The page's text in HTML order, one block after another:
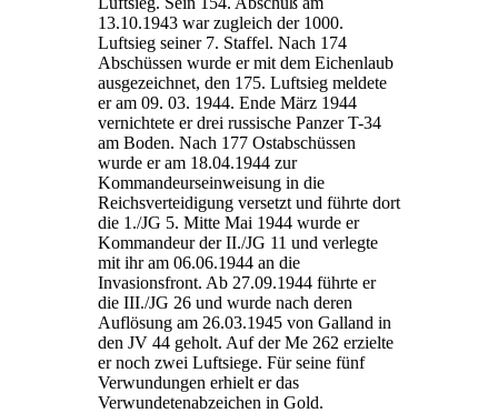
13.10.1943 war zugleich der 1000.
Luftsieg seiner 7. Staffel. Nach 174
Abschüssen wurde er mit dem Eichenlaub
ausgezeichnet, den 175. Luftsieg meldete
er am 09. 03. 1944. Ende März 1944
vernichtete er drei russische Panzer T-34
am Boden. Nach 177 Ostabschüssen
wurde er am 18.04.1944 zur
Kommandeurseinweisung in die
Reichsverteidigung versetzt und führte dort
die 1./JG 5. Mitte Mai 1944 wurde er
Kommandeur der II./JG 11 und verlegte
mit ihr am 06.06.1944 an die
Invasionsfront. Ab 27.09.1944 führte er
die III./JG 26 und wurde nach deren
Auflösung am 26.03.1945 von Galland in
den JV 44 geholt. Auf der Me 262 erzielte
er noch zwei Luftsiege. Für seine fünf
Verwundungen erhielt er das
Verwundetenabzeichen in Gold.